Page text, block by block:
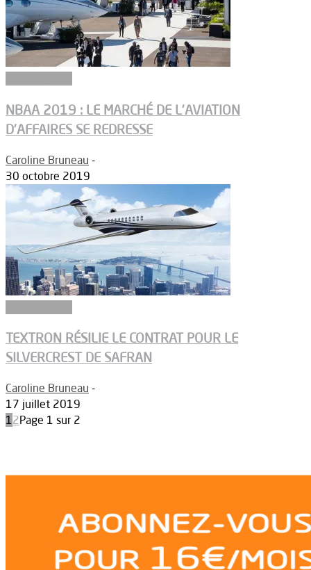
NBAA 2019 : LE MARCHÉ DE L’AVIATION
D’AFFAIRES SE REDRESSE
Caroline Bruneau -
30 octobre 2019
TEXTRON RÉSILIE LE CONTRAT POUR LE
SILVERCREST DE SAFRAN
Caroline Bruneau -
17 juillet 2019
12Page 1 sur 2